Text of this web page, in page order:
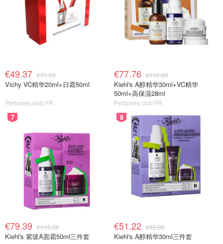
€49.37 €71.50
Vichy VC精华20ml+日霜50ml
Perfumes club FR
€77.76 €112.00
Kiehl's A醇精华30ml+VC精华
50ml+高保湿28ml
Perfumes club FR
7
€79.39 €115.00
Kiehl's 紫玻A面霜50ml三件套
8
€51.22 €62.00
Kiehl's A醇精华30ml三件套